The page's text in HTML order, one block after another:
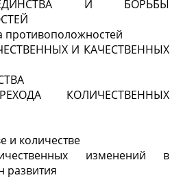
И БОРЬБЫ
противоположностей
И КАЧЕСТВЕННЫХ
КОЛИЧЕСТВЕННЫХ
и количестве
изменений в
развития